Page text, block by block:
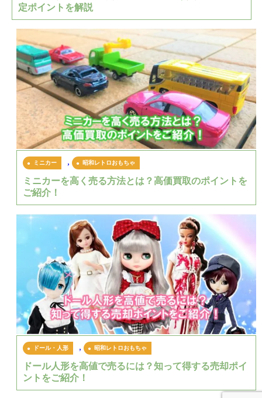
定ポイントを解説
ミニカー , 昭和レトロおもちゃ
ミニカーを高く売る方法とは？高価買取のポイントを
ご紹介！
ドール・人形 , 昭和レトロおもちゃ
ドール人形を高値で売るには？知って得する売却ポイ
ントをご紹介！